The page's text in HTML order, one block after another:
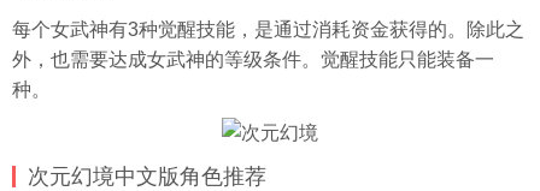
每个女武神有3种觉醒技能，是通过消耗资金获得的。除此之
外，也需要达成女武神的等级条件。觉醒技能只能装备一
种。
次元幻境中文版角色推荐